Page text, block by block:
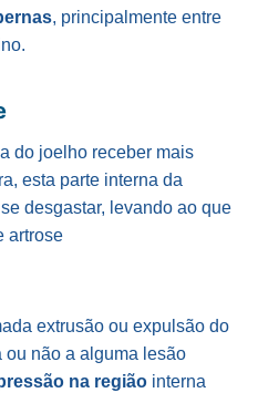
, principalmente entre
do joelho receber mais
esta parte interna da
desgastar, levando ao que
artrose
extrusão ou expulsão do
não a alguma lesão
na região interna